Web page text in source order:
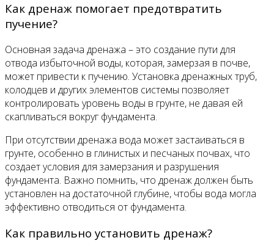
Как дренаж помогает предотвратить
пучение?
Основная задача дренажа – это создание пути для
отвода избыточной воды, которая, замерзая в почве,
может привести к пучению. Установка дренажных труб,
колодцев и других элементов системы позволяет
контролировать уровень воды в грунте, не давая ей
скапливаться вокруг фундамента.
При отсутствии дренажа вода может застаиваться в
грунте, особенно в глинистых и песчаных почвах, что
создает условия для замерзания и разрушения
фундамента. Важно помнить, что дренаж должен быть
установлен на достаточной глубине, чтобы вода могла
эффективно отводиться от фундамента.
Как правильно установить дренаж?